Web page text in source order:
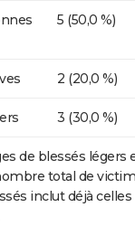
5 (50,0 %)
2 (20,0 %)
3 (30,0 %)
de blessés légers
total de
inclut déjà